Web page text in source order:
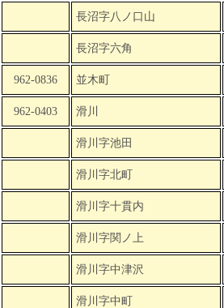
長沼字八ノ口山
長沼字六角
962-0836 並木町
962-0403 滑川
滑川字池田
滑川字北町
滑川字十貫内
滑川字関ノ上
滑川字中津沢
滑川字中町